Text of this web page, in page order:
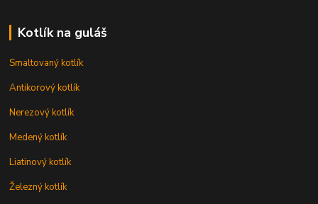
Kotlík na guláš
Smaltovaný kotlík
Antikorový kotlík
Nerezový kotlík
Medený kotlík
Liatinový kotlík
Železný kotlík